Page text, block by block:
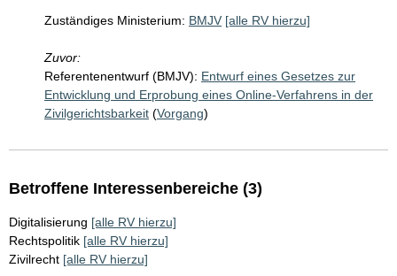
Zuständiges Ministerium: BMJV [alle RV hierzu]
Zuvor:
Referentenentwurf (BMJV): Entwurf eines Gesetzes zur
Entwicklung und Erprobung eines Online-Verfahrens in der
Zivilgerichtsbarkeit (Vorgang)
Betroffene Interessenbereiche (3)
Digitalisierung [alle RV hierzu]
Rechtspolitik [alle RV hierzu]
Zivilrecht [alle RV hierzu]